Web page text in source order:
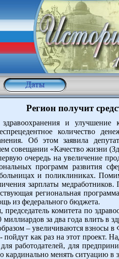
Регион получит
и улучшение
количество
Об этом заявила
совещании «Качество жизни
очередь на увеличение
программ развития
и поликлиниках.
зарплаты
региональная
из федерального бюджета.
председатель комитета по
за два года влить в
– увеличиваются взносы
как раз на этот проект.
работодателей, для
кардинально менять ситуацию в